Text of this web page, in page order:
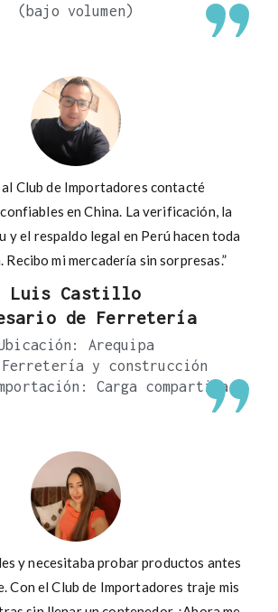
(bajo volumen)
al Club de Importadores contacté
en China. La verificación, la
y el respaldo legal en Perú hacen toda
Recibo mi mercadería sin sorpresas.”
Luis Castillo
de Ferretería
Arequipa
Ferretería y construcción
Carga compartida
y necesitaba probar productos antes
Con el Club de Importadores traje mis